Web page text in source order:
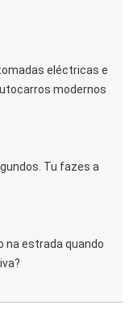
eléctricas e
modernos
Tu fazes a
na estrada quando